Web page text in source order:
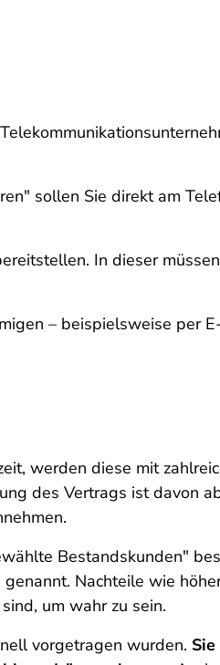
sollen Sie direkt am
In dieser
– beispielsweise per
werden diese mit
des Vertrags ist davon
Bestandskunden"
Nachteile wie
um wahr zu sein.
vorgetragen wurden.